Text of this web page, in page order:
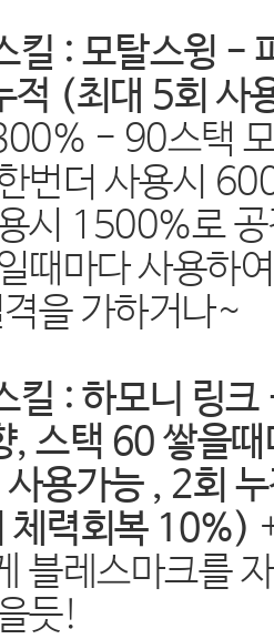
킬 : 모탈스윙 -
적 (최대 5회 사
- 90스택
번더 사용시
시 1500%로
때마다 사용하
을 가하거나~
킬 : 하모니 링
, 스택 60 쌓을
용가능 , 2회
체력회복 10%)
블레스마크를
듯!